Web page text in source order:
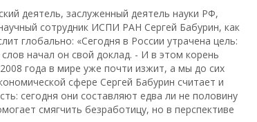
деятель, заслуженный деятель науки РФ,
сотрудник ИСПИ РАН Сергей Бабурин, как
глобально: «Сегодня в России утрачена цель:
начал он свой доклад. - И в этом корень
года в мире уже почти изжит, а мы до сих
сфере Сергей Бабурин считает и
сегодня они составляют едва ли не половину
смягчить безработицу, но в перспективе